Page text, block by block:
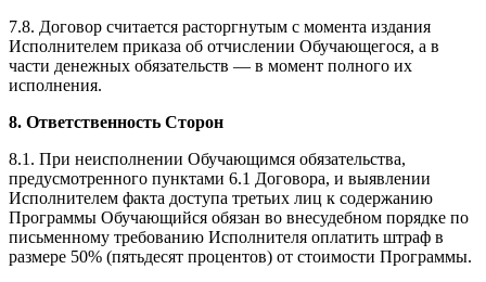
7.8. Договор считается расторгнутым с момента издания
Исполнителем приказа об отчислении Обучающегося, а в
части денежных обязательств — в момент полного их
исполнения.
8. Ответственность Сторон
8.1. При неисполнении Обучающимся обязательства,
предусмотренного пунктами 6.1 Договора, и выявлении
Исполнителем факта доступа третьих лиц к содержанию
Программы Обучающийся обязан во внесудебном порядке по
письменному требованию Исполнителя оплатить штраф в
размере 50% (пятьдесят процентов) от стоимости Программы.